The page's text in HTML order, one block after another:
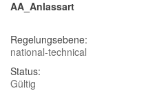
AA_Anlassart
Regelungsebene:
national-technical
Status:
Gültig